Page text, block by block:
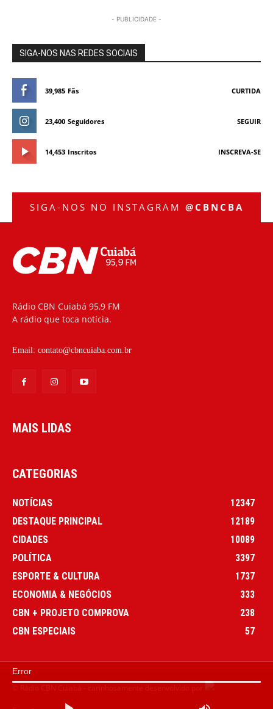
- PUBLICIDADE -
SIGA-NOS NAS REDES SOCIAIS
39,985 Fãs CURTIDA
23,400 Seguidores SEGUIR
14,453 Inscritos INSCREVA-SE
Error
SIGA-NOS NO INSTAGRAM @CBNCBA
Rádio CBN Cuiabá 95,9 FM
A rádio que toca notícia.
Email: contato@cbncuiaba.com.br
MAIS LIDAS
CATEGORIAS
NOTÍCIAS
12347
DESTAQUE PRINCIPAL
12189
CIDADES
10089
POLÍTICA
3397
ESPORTE & CULTURA
1737
ECONOMIA & NEGÓCIOS
333
CBN + PROJETO COMPROVA
238
CBN ESPECIAIS
57
© Rádio CBN Cuiabá - carinhosamente desenvolvido por